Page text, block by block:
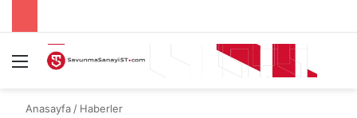
Menü
Anasayfa / Haberler